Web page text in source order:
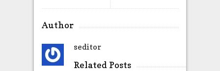
Author
seditor
Related Posts